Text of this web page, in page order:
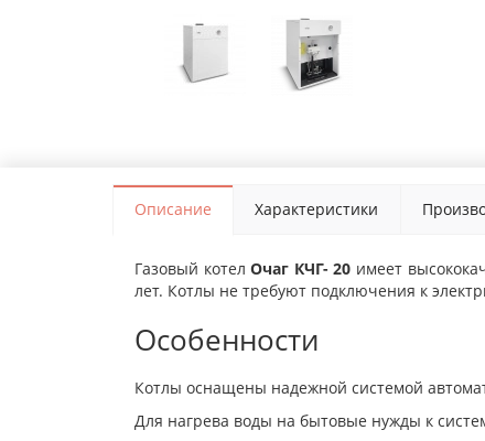
Описание Характеристики
Газовый котелОчаг КЧГ- 20 имеет
лет. Котлы не требуют подключения к
Особенности
Котлы оснащены надежной системой
Для нагрева воды на бытовые нужды к